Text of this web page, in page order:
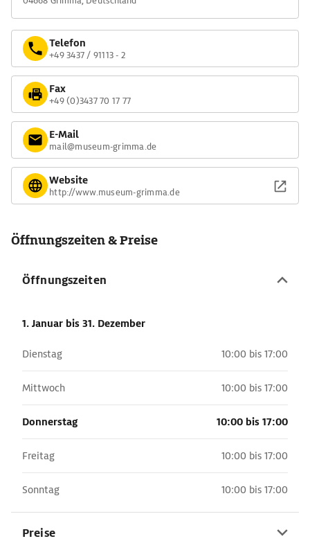
Telefon
+49 3437 / 91113 - 2
Fax
+49 (0)3437 70 17 77
E-Mail
mail@museum-grimma.de
Website
http://www.museum-grimma.de
Öffnungszeiten & Preise
Öffnungszeiten
1. Januar bis 31. Dezember
Dienstag 10:00 bis 17:00
Mittwoch 10:00 bis 17:00
Donnerstag 10:00 bis 17:00
Freitag 10:00 bis 17:00
Sonntag 10:00 bis 17:00
Preise